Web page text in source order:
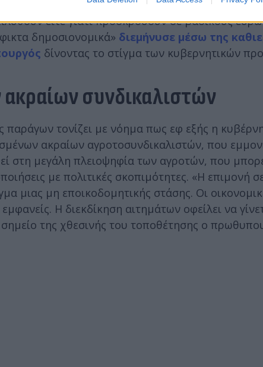
θετικά, 4 βρίσκονται υπό επεξεργασία ή
είτε γιατί προσκρούουν σε βασικούς
δημοσιονομικά» διεμήνυσε μέσω της
δίνοντας το στίγμα των κυβερνητικών
συνδικαλιστών
παράγων τονίζει με νόημα πως εφ εξής η
ακραίων αγροτοσυνδικαλιστών, που
στη μεγάλη πλειοψηφία των αγροτών, που
με πολιτικές σκοπιμότητες. «Η επιμονή
μιας μη εποικοδομητικής στάσης. Οι
Η διεκδίκηση αιτημάτων οφείλει να
της χθεσινής του τοποθέτησης ο